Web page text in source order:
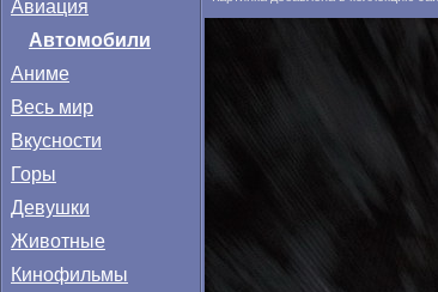
Автомобили
Аниме
Весь мир
Вкусности
Горы
Девушки
Животные
Кинофильмы